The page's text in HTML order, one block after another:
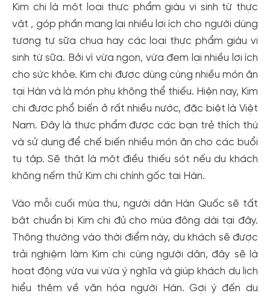
Kim chi là một loại thực phẩm giàu vi sinh từ thực
vật , góp phần mang lại nhiều lợi ích cho người dùng
tương tự sữa chua hay các loại thực phẩm giàu vi
sinh từ sữa. Bởi vì vừa ngon, vừa đem lại nhiều lợi ích
cho sức khỏe. Kim chi được dùng cùng nhiều món ăn
tại Hàn và là món phụ không thể thiếu. Hiện nay, Kim
chi được phổ biến ở rất nhiều nước, đặc biệt là Việt
Nam. Đây là thực phẩm được các bạn trẻ thích thú
và sử dụng để chế biến nhiều món ăn cho các buổi
tụ tập. Sẽ thật là một điều thiếu sót nếu du khách
không nếm thử Kim chi chính gốc tại Hàn.
Vào mỗi cuối mùa thu, người dân Hàn Quốc sẽ tất
bật chuẩn bị Kim chi đủ cho mùa đông dài tại đây.
Thông thường vào thời điểm này, du khách sẽ được
trải nghiệm làm Kim chi cùng người dân, đây sẽ là
hoạt động vừa vui vừa ý nghĩa và giúp khách du lịch
hiểu thêm về văn hóa người Hàn. Gợi ý đến du